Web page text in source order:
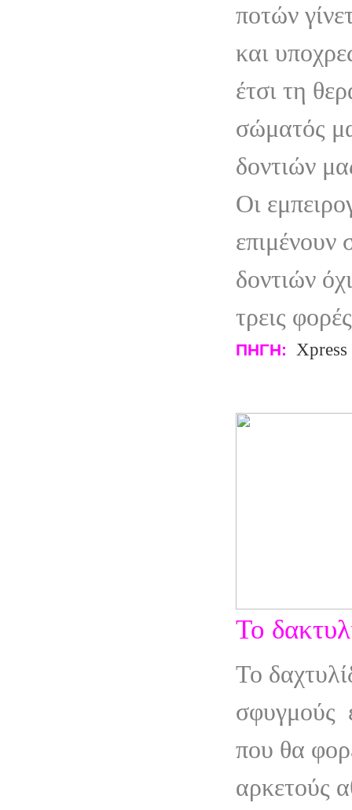
ποτών
και
έτσι τη
σώματός
δοντιών
Οι
επιμένουν
δοντιών
τρεις
ΠΗΓΗ: Xpress
Το
Το
σφυγμούς
που θα
αρκετούς